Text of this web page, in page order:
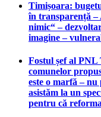
Timișoara:
în transparență –
nimic“ –
imagine –
Fostul șef al PNL
comunelor
este o marfă –
asistăm la un
pentru că